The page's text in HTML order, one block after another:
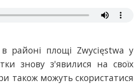
районі площі Zwycięstwa у
знову з'явилися на своїх
також можуть скористатися